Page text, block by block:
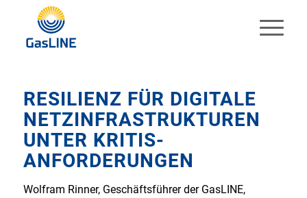
RESILIENZ FÜR DIGITALE
NETZINFRASTRUKTUREN
UNTER KRITIS-
ANFORDERUNGEN
Wolfram Rinner, Geschäftsführer der GasLINE,